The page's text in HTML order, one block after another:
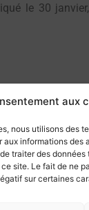
aux
nous utilisons des
informations des
traiter des
site. Le fait de ne
sur certaines
le 30 janvier,
aux